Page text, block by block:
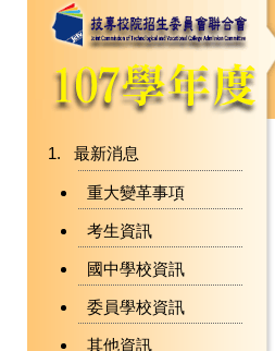
最新消息
重大變革事項
考生資訊
國中學校資訊
委員學校資訊
其他資訊